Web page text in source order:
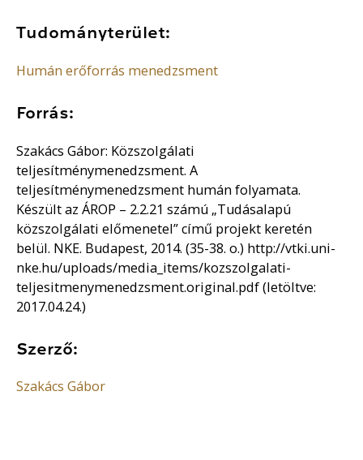
Tudományterület:
Humán erőforrás menedzsment
Forrás:
Szakács Gábor: Közszolgálati
teljesítménymenedzsment. A
teljesítménymenedzsment humán folyamata.
Készült az ÁROP – 2.2.21 számú „Tudásalapú
közszolgálati előmenetel” című projekt keretén
belül. NKE. Budapest, 2014. (35-38. o.) http://vtki.uni-
nke.hu/uploads/media_items/kozszolgalati-
teljesitmenymenedzsment.original.pdf (letöltve:
2017.04.24.)
Szerző:
Szakács Gábor